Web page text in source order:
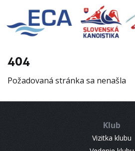
404
Požadovaná stránka sa nenašla
Klub
Vizitka klubu
EURO 19
INFO
RESULTS
CONTACT